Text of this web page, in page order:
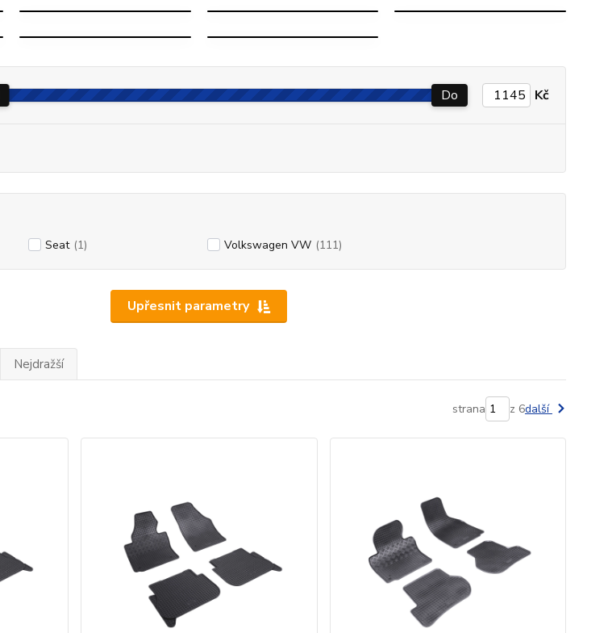
ID. BUZZ
TAYRON
Upřesnit parametry
Do Kč
Seat (1) Volkswagen VW (111)
Nejdražší
strana z 6další